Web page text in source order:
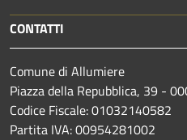
CONTATTI
Comune di Allumiere
Piazza della Repubblica, 39 -
Codice Fiscale: 01032140582
Partita IVA: 00954281002